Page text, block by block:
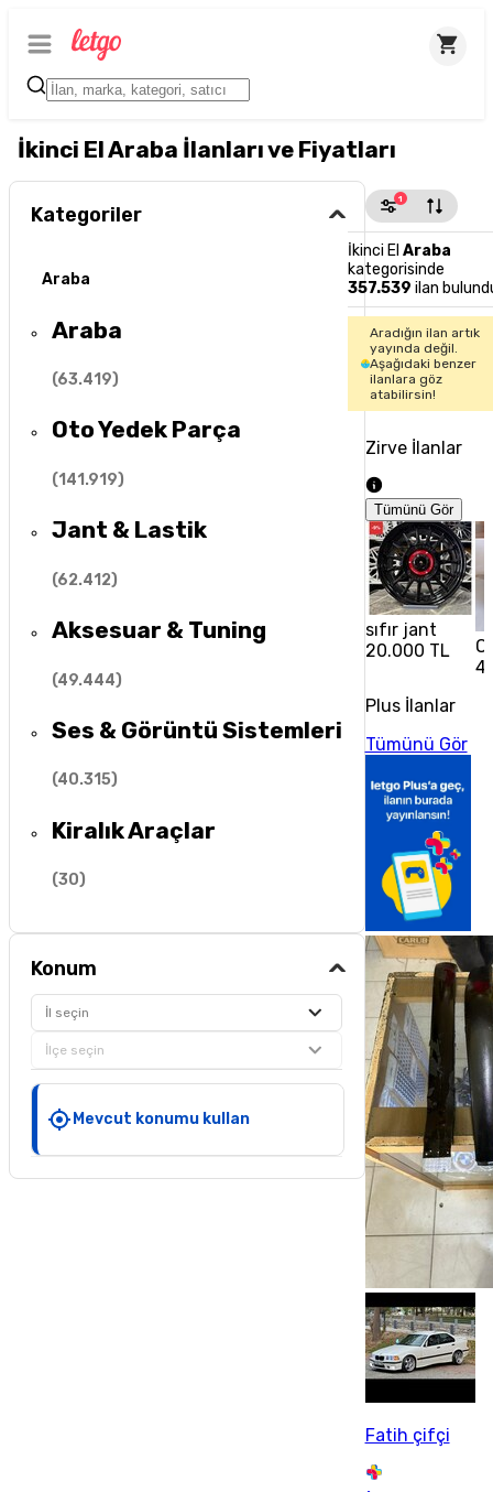
İkinci El Araba İlanları ve Fiyatları
Kategoriler
Araba
Araba
(63.419)
Oto Yedek Parça
(141.919)
Jant & Lastik
(62.412)
Aksesuar & Tuning
(49.444)
Ses & Görüntü Sistemleri
(40.315)
Kiralık Araçlar
(30)
Konum
İl seçin
İlçe seçin
Mevcut konumu kullan
1
İkinci El Araba
kategorisinde
357.539 ilan
Aradığın ilan artık
yayında değil.
Aşağıdaki benzer
ilanlara göz
atabilirsin!
Zirve İlanlar
Tümünü Gör
sıfır jant
20.000 TL
Plus İlanlar
Tümünü Gör
Fatih çifçi